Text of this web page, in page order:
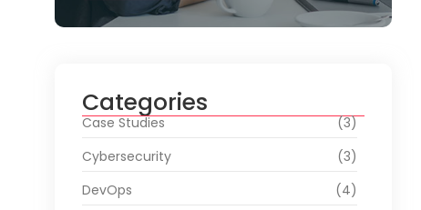
Categories
Case Studies
(3)
Cybersecurity
(3)
DevOps
(4)